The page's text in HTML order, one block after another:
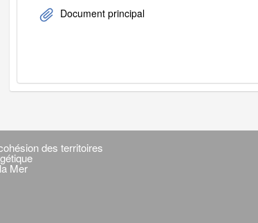
Document principal
des territoires
Mer